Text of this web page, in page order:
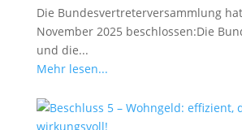
Die Bundesvertreterversammlung
November 2025 beschlossen:Die
und die...
Mehr lesen...